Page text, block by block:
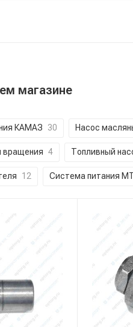
магазине
КАМАЗ 30 Насос
вращения 4 Топливный
12 Система питания